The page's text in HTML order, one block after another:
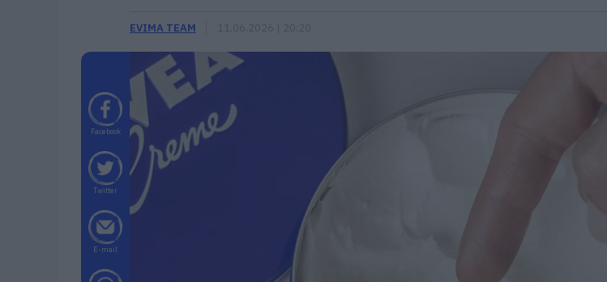
EVIMA TEAM
Facebook
Twitter
E-mail